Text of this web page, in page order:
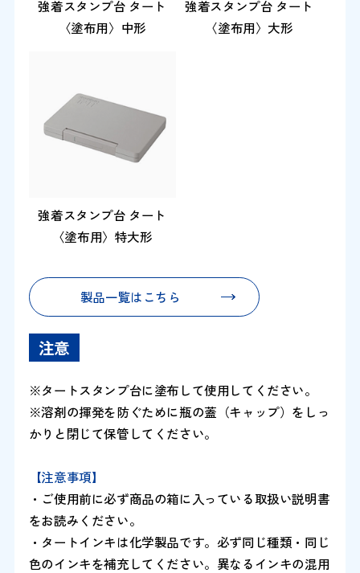
強着スタンプ台 タート
〈塗布用〉中形
強着スタンプ台 タート
〈塗布用〉大形
強着スタンプ台 タート
〈塗布用〉特大形
製品一覧はこちら
注意
※タートスタンプ台に塗布して使用してください。
※溶剤の揮発を防ぐために瓶の蓋（キャップ）をしっ
かりと閉じて保管してください。
【注意事項】
・ご使用前に必ず商品の箱に入っている取扱い説明書
をお読みください。
・タートインキは化学製品です。必ず同じ種類・同じ
色のインキを補充してください。異なるインキの混用